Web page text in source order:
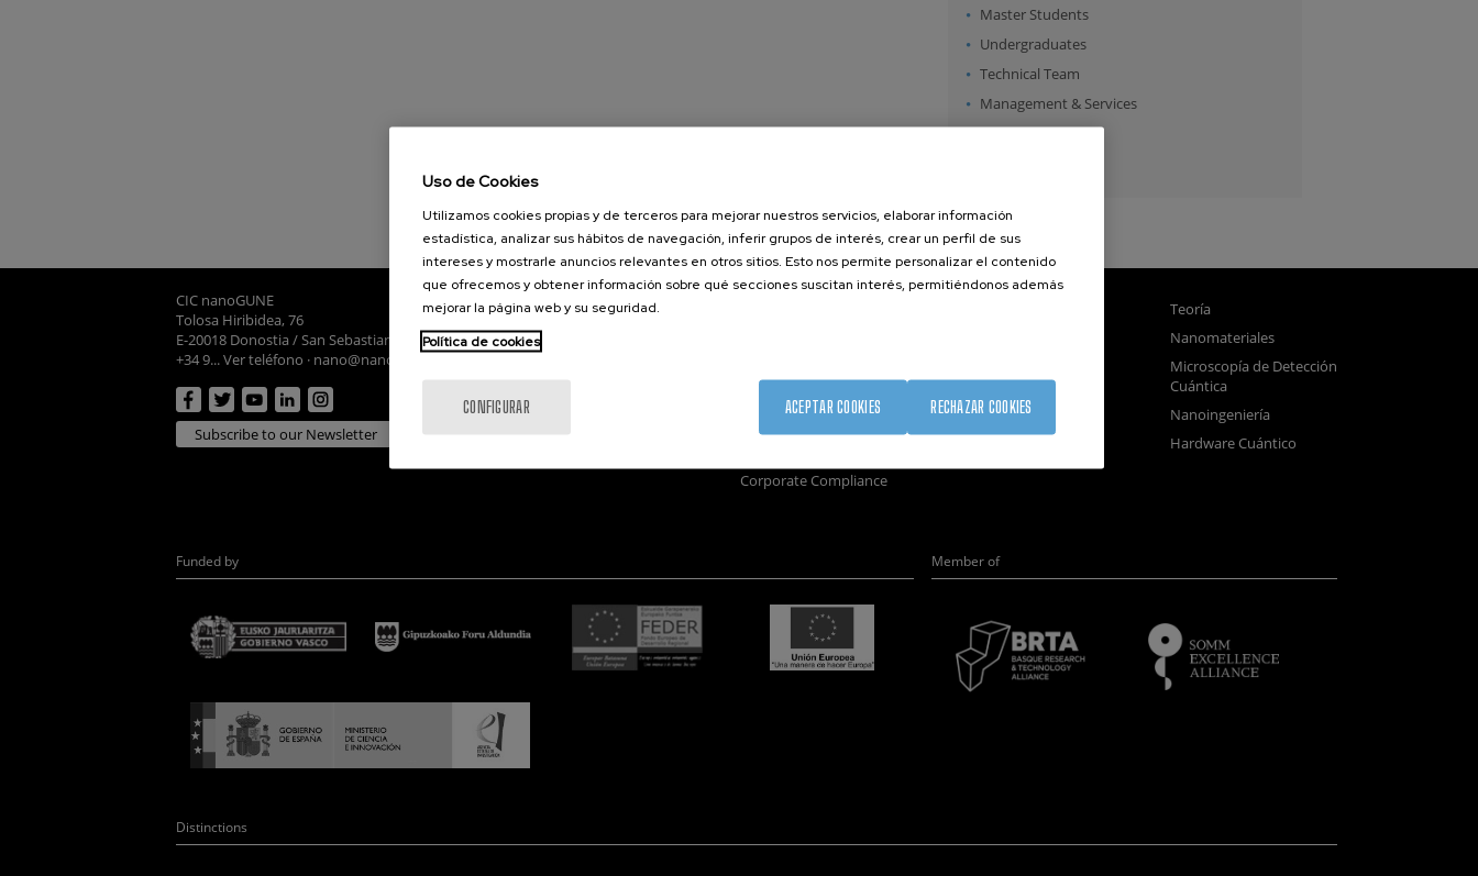
Master Students
Undergraduates
Technical Team
Management & Services
Guest Researchers
CIC nanoGUNE
Tolosa Hiribidea, 76
E-20018 Donostia / San Sebastian
+34 9... Ver teléfono · nano@nanogune.eu
Subscribe to our Newsletter
nanoGUNE
Corporate Compliance
Teoría
Nanomateriales
Microscopía de Detección
Cuántica
Nanoingeniería
Hardware Cuántico
Funded by Member of
Distinctions
Uso de Cookies
Utilizamos cookies propias y de terceros para mejorar nuestros servicios, elaborar información
estadística, analizar sus hábitos de navegación, inferir grupos de interés, crear un perfil de sus
intereses y mostrarle anuncios relevantes en otros sitios. Esto nos permite personalizar el contenido
que ofrecemos y obtener información sobre qué secciones suscitan interés, permitiéndonos además
mejorar la página web y su seguridad.
Política de cookies
CONFIGURAR RECHAZAR COOKIES
ACEPTAR COOKIES